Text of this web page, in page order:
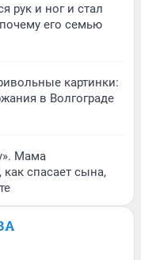
рук и ног и стал
его семью
картинки:
в Волгограде
Мама
спасает сына,